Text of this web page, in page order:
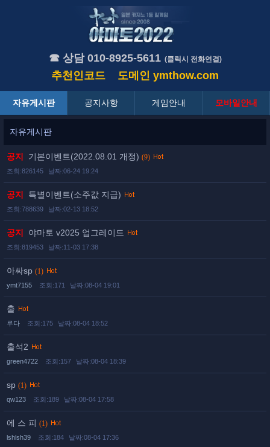
☎ 상담 010-8925-5611 (클릭시 전화연결)
추천인코드 도메인 ymthow.com
자유게시판 공지사항 게임안내 모바일안내
자유게시판
공지 기본이벤트(2022.08.01 개정) (9)
조회:826145 날짜:06-24 19:24
공지 특별이벤트(소주값 지급)
조회:788639 날짜:02-13 18:52
공지 야마토 v2025 업그레이드
조회:819453 날짜:11-03 17:38
아싸sp (1)
ymt7155 조회:171 날짜:08-04 19:01
출
루다 조회:175 날짜:08-04 18:52
출석2
green4722 조회:157 날짜:08-04 18:39
sp (1)
qw123 조회:189 날짜:08-04 17:58
에 스 피 (1)
lshlsh39 조회:184 날짜:08-04 17:36